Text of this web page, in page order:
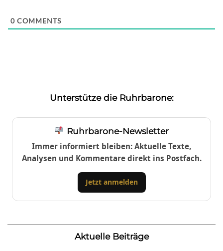
0 COMMENTS
Unterstütze die Ruhrbarone:
Ruhrbarone-Newsletter
Immer informiert bleiben: Aktuelle Texte,
Analysen und Kommentare direkt ins Postfach.
Jetzt anmelden
Aktuelle Beiträge